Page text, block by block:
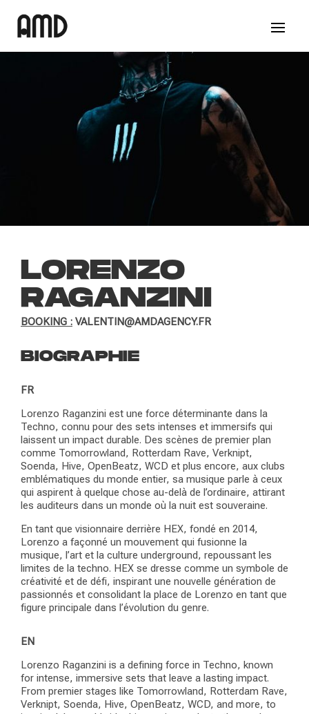
LORENZO
RAGANZINI
BOOKING : VALENTIN@AMDAGENCY.FR
BIOGRAPHIE
FR
Lorenzo Raganzini est une force déterminante dans la
Techno, connu pour des sets intenses et immersifs qui
laissent un impact durable. Des scènes de premier plan
comme Tomorrowland, Rotterdam Rave, Verknipt,
Soenda, Hive, OpenBeatz, WCD et plus encore, aux clubs
emblématiques du monde entier, sa musique parle à ceux
qui aspirent à quelque chose au-delà de l’ordinaire, attirant
les auditeurs dans un monde où la nuit est souveraine.
En tant que visionnaire derrière HEX, fondé en 2014,
Lorenzo a façonné un mouvement qui fusionne la
musique, l’art et la culture underground, repoussant les
limites de la techno. HEX se dresse comme un symbole de
créativité et de défi, inspirant une nouvelle génération de
passionnés et consolidant la place de Lorenzo en tant que
figure principale dans l’évolution du genre.
EN
Lorenzo Raganzini is a defining force in Techno, known
for intense, immersive sets that leave a lasting impact.
From premier stages like Tomorrowland, Rotterdam Rave,
Verknipt, Soenda, Hive, OpenBeatz, WCD, and more, to